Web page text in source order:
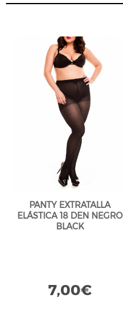
PANTY EXTRATALLA
ELÁSTICA 18 DEN NEGRO
BLACK
7,00€